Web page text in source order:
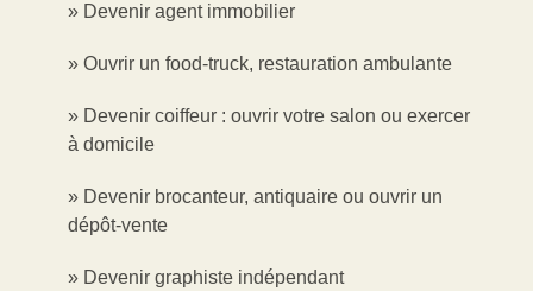
Devenir agent immobilier
Ouvrir un food-truck, restauration ambulante
Devenir coiffeur : ouvrir votre salon ou exercer
à domicile
Devenir brocanteur, antiquaire ou ouvrir un
dépôt-vente
Devenir graphiste indépendant